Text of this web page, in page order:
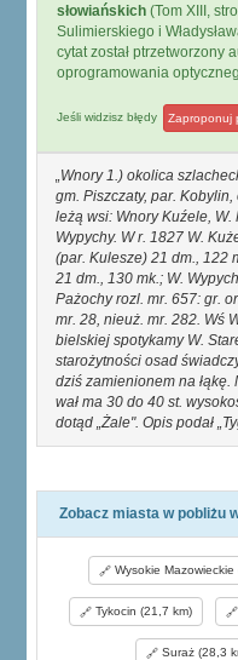
słowiańskich (Tom XIII,
Sulimierskiego i
cytat został ptrzetworzony
oprogramowania
Jeśli widzisz błędy Zaproponuj
Wnory 1.) okolica
gm. Piszczaty, par.
leżą wsi: Wnory Kuźele, W.
Wypychy. W r. 1827 W.
(par. Kulesze) 21 dm., 122
21 dm., 130 mk.; W.
Pażochy rozl. mr. 657: gr.
mr. 28, nieuż. mr. 282. Wś
bielskiej spotykamy W.
starożytności osad
dziś zamienionem na
wał ma 30 do 40 st.
dotąd „Żale". Opis podał
Zobacz miasta w pobliżu
Wysokie Mazowieckie
Tykocin (21,7 km)
Suraż (28,3